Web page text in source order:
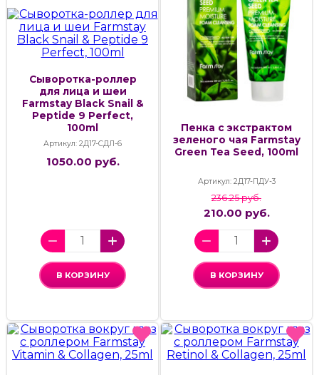
Сыворотка-роллер
для лица и шеи
Farmstay Black Snail &
Peptide 9 Perfect,
100ml
Артикул: 2Д17-СДЛ-6
1050.00 руб.
В КОРЗИНУ
Пенка с экстрактом
зеленого чая Farmstay
Green Tea Seed, 100ml
Артикул: 2Д17-ПДУ-3
236.25 руб.
210.00 руб.
В КОРЗИНУ